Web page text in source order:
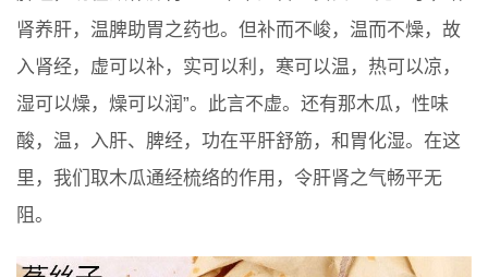
肾养肝，温脾助胃之药也。但补而不峻，温而不燥，故
入肾经，虚可以补，实可以利，寒可以温，热可以凉，
湿可以燥，燥可以润”。此言不虚。还有那木瓜，性味
酸，温，入肝、脾经，功在平肝舒筋，和胃化湿。在这
里，我们取木瓜通经梳络的作用，令肝肾之气畅平无
阻。